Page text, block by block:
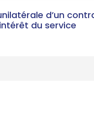
d’un
du service